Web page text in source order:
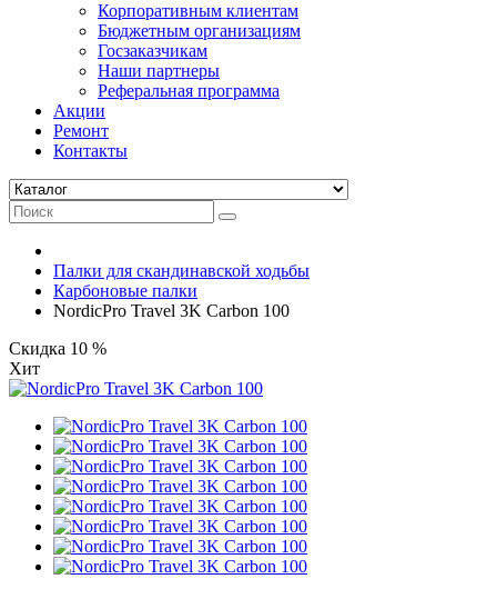
Корпоративным клиентам
Бюджетным организациям
Госзаказчикам
Наши партнеры
Реферальная программа
Акции
Ремонт
Контакты
Палки для скандинавской ходьбы
Карбоновые палки
NordicPro Travel 3K Carbon 100
Скидка 10 %
Хит